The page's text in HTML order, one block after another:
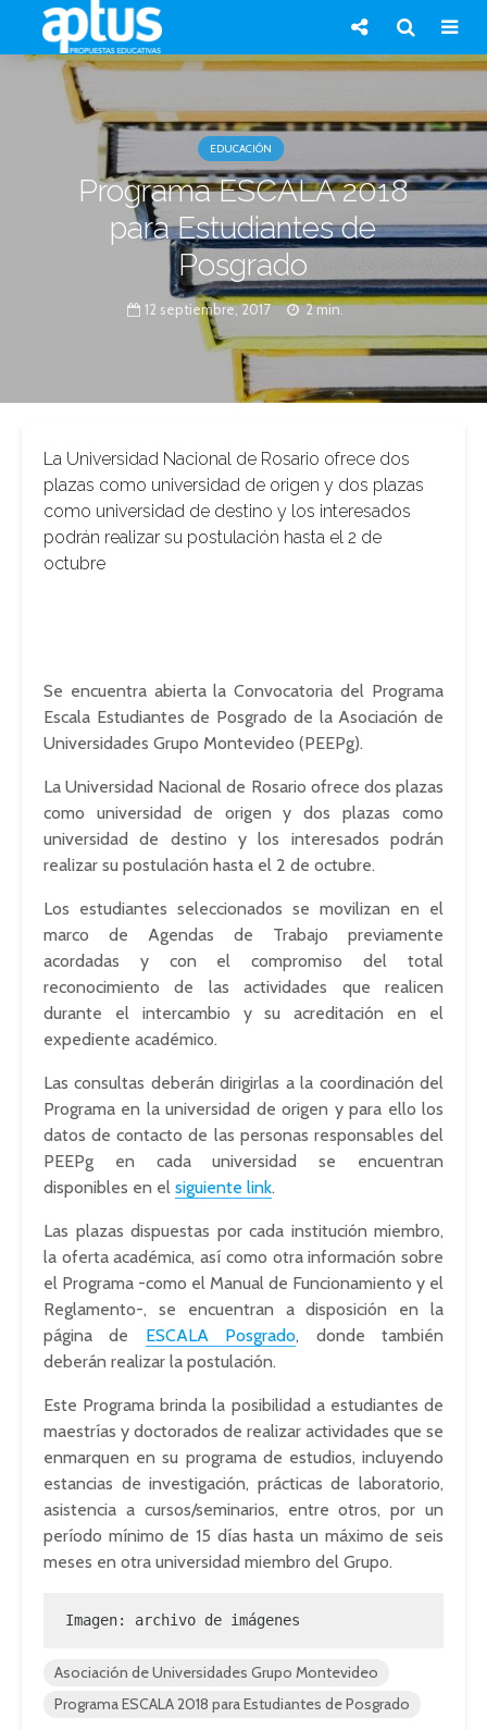
EDUCACIÓN
Programa ESCALA 2018
para Estudiantes de
Posgrado
12 septiembre, 2017 2 min.
La Universidad Nacional de Rosario ofrece dos
plazas como universidad de origen y dos plazas
como universidad de destino y los interesados
podrán realizar su postulación hasta el 2 de
octubre
Se encuentra abierta la Convocatoria del Programa
Escala Estudiantes de Posgrado de la Asociación de
Universidades Grupo Montevideo (PEEPg).
La Universidad Nacional de Rosario ofrece dos plazas
como universidad de origen y dos plazas como
universidad de destino y los interesados podrán
realizar su postulación hasta el 2 de octubre.
Los estudiantes seleccionados se movilizan en el
marco de Agendas de Trabajo previamente
acordadas y con el compromiso del total
reconocimiento de las actividades que realicen
durante el intercambio y su acreditación en el
expediente académico.
Las consultas deberán dirigirlas a la coordinación del
Programa en la universidad de origen y para ello los
datos de contacto de las personas responsables del
PEEPg en cada universidad se encuentran
disponibles en el siguiente link.
Las plazas dispuestas por cada institución miembro,
la oferta académica, así como otra información sobre
el Programa -como el Manual de Funcionamiento y el
Reglamento-, se encuentran a disposición en la
página de ESCALA Posgrado, donde también
deberán realizar la postulación.
Este Programa brinda la posibilidad a estudiantes de
maestrías y doctorados de realizar actividades que se
enmarquen en su programa de estudios, incluyendo
estancias de investigación, prácticas de laboratorio,
asistencia a cursos/seminarios, entre otros, por un
período mínimo de 15 días hasta un máximo de seis
meses en otra universidad miembro del Grupo.
Imagen: archivo de imágenes
Asociación de Universidades Grupo Montevideo
Programa ESCALA 2018 para Estudiantes de Posgrado